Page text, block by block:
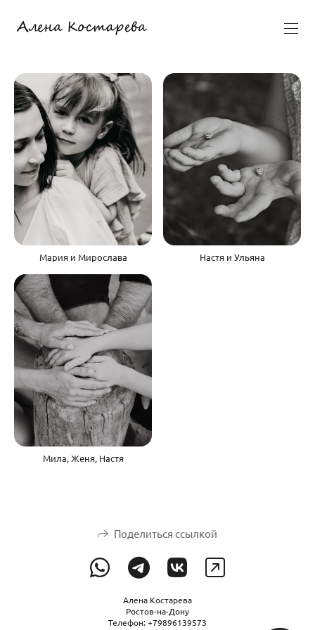
Мария и Мирослава Настя и Ульяна
Мила, Женя, Настя
Поделиться ссылкой
Алена Костарева
Ростов-на-Дону
Телефон: +79896139573